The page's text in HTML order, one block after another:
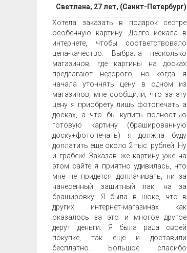
Светлана, 27 лет, (Санкт-Петербург)
Хотела заказать в подарок сестре
особенную картину. Долго искала в
интернете, чтобы соответствовало
цена-качество. Выбрала несколько
магазинов, где картины на досках
предлагают недорого, но когда я
начала уточнять цену в одном из
магазинов, мне сообщили, что за эту
цену я приобрету лишь фотопечать а
досках, а что бы купить полностью
готовую картину (брашированную
доску+фотопечать) я должна буду
доплатить еще около 2 тыс. рублей. Ну
и грабеж! Заказав же картину уже на
этом сайте я приятно удивилась, что
мне не придется доплачивать, ни за
нанесенный защитный лак, на за
брашировку. Я была в шоке, что в
других интернет-магазинах как
оказалось за это и многое другое
дерут деньги. Я была рада своей
покупке, так еще и доставили
бесплатно. Большое спасибо